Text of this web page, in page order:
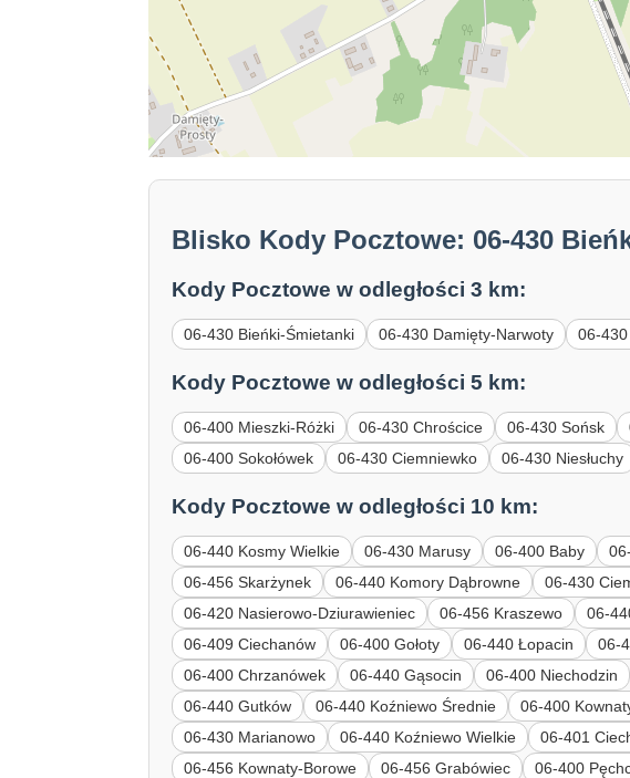
Blisko Kody Pocztowe: 06-430
Kody Pocztowe w odległości 3 km:
06-430 Bieńki-Śmietanki 06-430 Damięty-Narwoty 06-
Kody Pocztowe w odległości 5 km:
06-400 Mieszki-Różki 06-430 Chrościce 06-430 Sońsk
06-400 Sokołówek
06-430 Ciemniewko 06-430 Niesłuchy
Kody Pocztowe w odległości 10 km:
06-440 Kosmy Wielkie 06-430 Marusy 06-400 Baby
06-456 Skarżynek
06-440 Komory Dąbrowne 06-430
06-420 Nasierowo-Dziurawieniec
06-456 Kraszewo 06-
06-409 Ciechanów
06-400 Gołoty 06-440 Łopacin 06-
06-400 Chrzanówek
06-440 Gąsocin 06-400 Niechodzin
06-440 Gutków
06-440 Koźniewo Średnie 06-400
06-430 Marianowo
06-440 Koźniewo Wielkie 06-401
06-456 Kownaty-Borowe
06-456 Grabówiec 06-400